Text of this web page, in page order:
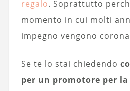
regalo. Soprattutto
momento in cui molti
impegno vengono
Se te lo stai chiedendo
per un promotore per la